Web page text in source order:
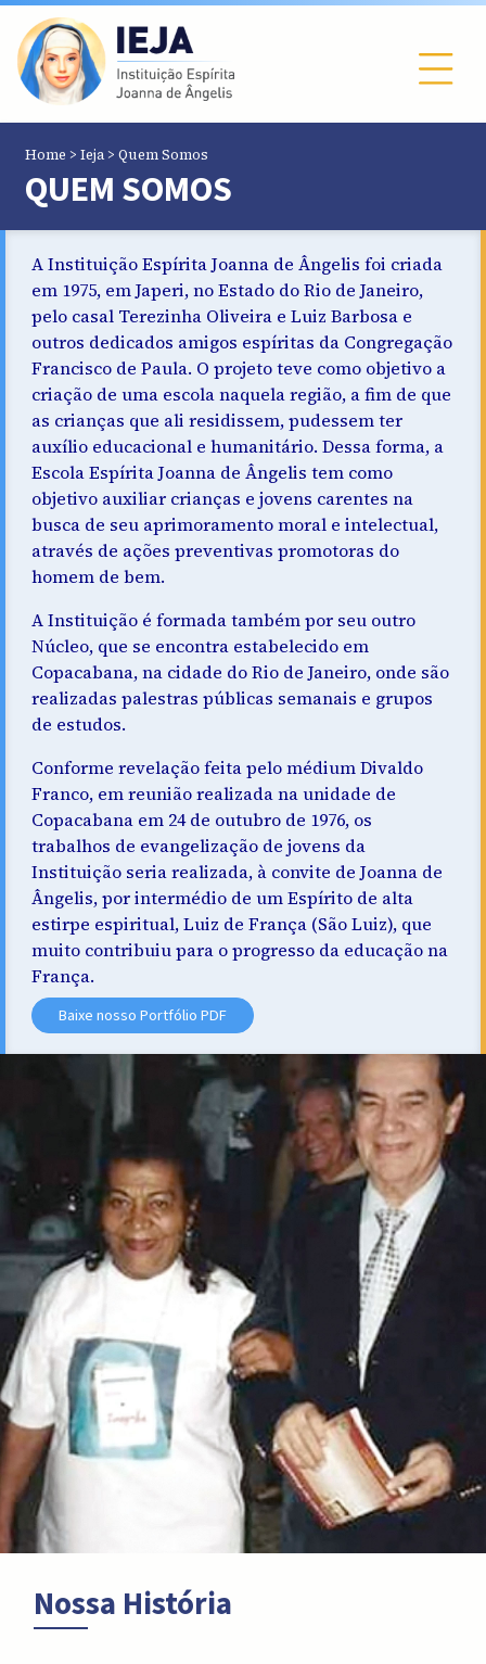
Home > Ieja> Quem Somos
QUEM SOMOS
A Instituição Espírita Joanna de Ângelis foi criada
em 1975, em Japeri, no Estado do Rio de Janeiro,
pelo casal Terezinha Oliveira e Luiz Barbosa e
outros dedicados amigos espíritas da Congregação
Francisco de Paula. O projeto teve como objetivo a
criação de uma escola naquela região, a fim de que
as crianças que ali residissem, pudessem ter
auxílio educacional e humanitário. Dessa forma, a
Escola Espírita Joanna de Ângelis tem como
objetivo auxiliar crianças e jovens carentes na
busca de seu aprimoramento moral e intelectual,
através de ações preventivas promotoras do
homem de bem.
A Instituição é formada também por seu outro
Núcleo, que se encontra estabelecido em
Copacabana, na cidade do Rio de Janeiro, onde são
realizadas palestras públicas semanais e grupos
de estudos.
Conforme revelação feita pelo médium Divaldo
Franco, em reunião realizada na unidade de
Copacabana em 24 de outubro de 1976, os
trabalhos de evangelização de jovens da
Instituição seria realizada, à convite de Joanna de
Ângelis, por intermédio de um Espírito de alta
estirpe espiritual, Luiz de França (São Luiz), que
muito contribuiu para o progresso da educação na
França.
Baixe nosso Portfólio PDF
Nossa História